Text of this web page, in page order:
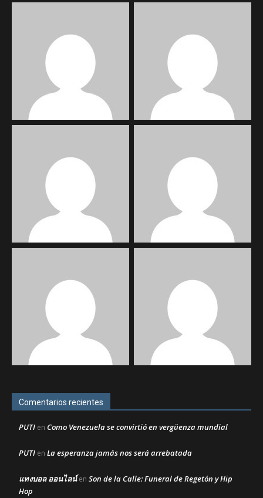
Comentarios recientes
PUTI en Como Venezuela se convirtió en vergüenza mundial
PUTI en La esperanza jamás nos será arrebatada
แทงบอล ออนไลน์en Son de la Calle: Funeral de Regetón y Hip
Hop